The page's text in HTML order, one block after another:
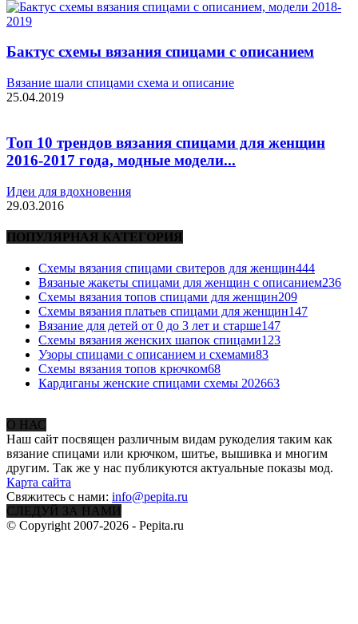
Бактус схемы вязания спицами с описанием
Вязание шали спицами схема и описание
25.04.2019
Топ 10 трендов вязания спицами для женщин
2016-2017 года, модные модели...
Идеи для вдохновения
29.03.2016
ПОПУЛЯРНАЯ КАТЕГОРИЯ
Схемы вязания спицами свитеров для женщин444
Вязаные жакеты спицами для женщин с описанием236
Схемы вязания топов спицами для женщин209
Схемы вязания платьев спицами для женщин147
Вязание для детей от 0 до 3 лет и старше147
Схемы вязания женских шапок спицами123
Узоры спицами с описанием и схемами83
Схемы вязания топов крючком68
Кардиганы женские спицами схемы 202663
О НАС
Наш сайт посвящен различным видам рукоделия таким как
вязание спицами или крючком, шитье, вышивка и многим
другим. Так же у нас публикуются актуальные показы мод.
Карта сайта
Свяжитесь с нами: info@pepita.ru
СЛЕДУЙ ЗА НАМИ
© Copyright 2007-2026 - Pepita.ru